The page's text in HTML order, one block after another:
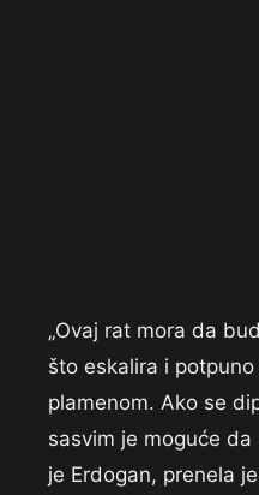
„Ovaj rat mora da
što eskalira i
plamenom. Ako se
sasvim je moguće da
je Erdogan, prenela